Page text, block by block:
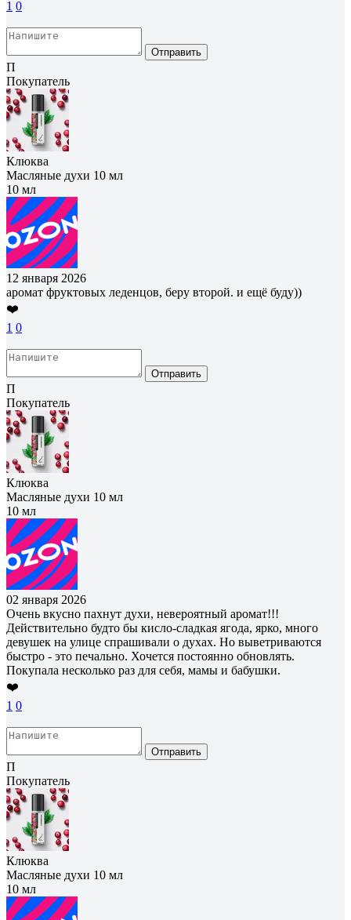
1 0
Отправить
П
Покупатель
Клюква
Масляные духи 10 мл
10 мл
12 января 2026
аромат фруктовых леденцов, беру второй. и ещё буду))
❤️
1 0
Отправить
П
Покупатель
Клюква
Масляные духи 10 мл
10 мл
02 января 2026
Очень вкусно пахнут духи, невероятный аромат!!!
Действительно будто бы кисло-сладкая ягода, ярко, много
девушек на улице спрашивали о духах. Но выветриваются
быстро - это печально. Хочется постоянно обновлять.
Покупала несколько раз для себя, мамы и бабушки.
❤️
1 0
Отправить
П
Покупатель
Клюква
Масляные духи 10 мл
10 мл